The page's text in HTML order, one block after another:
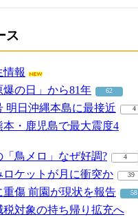
ス
情報
爆の日」から81年
62
明日沖縄本島に最接近 4
本・鹿児島で最大震度4
「鳥メロ」なぜ好調? 4
ロケットが月に衝突か 39
重傷 前園が現状を報告 58
税対象の持ち帰り拡充へ